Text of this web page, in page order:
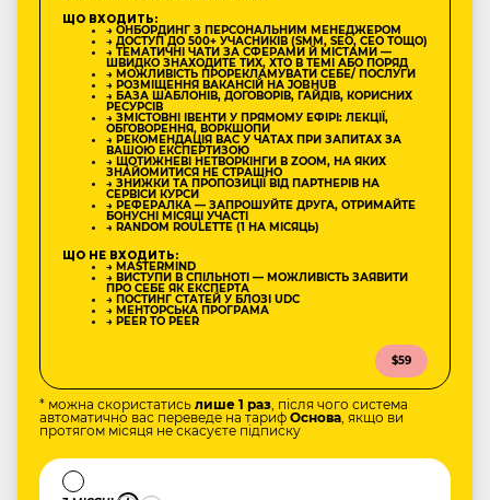
ЩО ВХОДИТЬ:
→ ОНБОРДИНГ З ПЕРСОНАЛЬНИМ МЕНЕДЖЕРОМ
→ ДОСТУП ДО 500+ УЧАСНИКІВ (SMM, SEO, CEO ТОЩО)
→ ТЕМАТИЧНІ ЧАТИ ЗА СФЕРАМИ Й МІСТАМИ —
ШВИДКО ЗНАХОДИТЕ ТИХ, ХТО В ТЕМІ АБО ПОРЯД
→ МОЖЛИВІСТЬ ПРОРЕКЛАМУВАТИ СЕБЕ/ ПОСЛУГИ
→ РОЗМІЩЕННЯ ВАКАНСІЙ НА JOBHUB
→ БАЗА ШАБЛОНІВ, ДОГОВОРІВ, ГАЙДІВ, КОРИСНИХ
РЕСУРСІВ
→ ЗМІСТОВНІ ІВЕНТИ У ПРЯМОМУ ЕФІРІ: ЛЕКЦІЇ,
ОБГОВОРЕННЯ, ВОРКШОПИ
→ РЕКОМЕНДАЦІЯ ВАС У ЧАТАХ ПРИ ЗАПИТАХ ЗА
ВАШОЮ ЕКСПЕРТИЗОЮ
→ ЩОТИЖНЕВІ НЕТВОРКІНГИ В ZOOM, НА ЯКИХ
ЗНАЙОМИТИСЯ НЕ СТРАШНО
→ ЗНИЖКИ ТА ПРОПОЗИЦІЇ ВІД ПАРТНЕРІВ НА
СЕРВІСИ КУРСИ
→ РЕФЕРАЛКА — ЗАПРОШУЙТЕ ДРУГА, ОТРИМАЙТЕ
БОНУСНІ МІСЯЦІ УЧАСТІ
→ RANDOM ROULETTE (1 НА МІСЯЦЬ)
ЩО НЕ ВХОДИТЬ:
→ MASTERMIND
→ ВИСТУПИ В СПІЛЬНОТІ — МОЖЛИВІСТЬ ЗАЯВИТИ
ПРО СЕБЕ ЯК ЕКСПЕРТА
→ ПОСТИНГ СТАТЕЙ У БЛОЗІ UDC
→ МЕНТОРСЬКА ПРОГРАМА
→ PEER TO PEER
$59
* можна скористатись лише 1 раз, після чого система
автоматично вас переведе на тариф Основа, якщо ви
протягом місяця не скасуєте підписку